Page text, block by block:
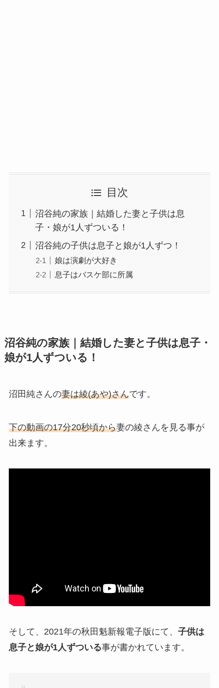
目次
沼谷純の家族｜結婚した妻と子供は息
子・娘が1人ずついる！
沼谷純の子供は息子と娘が1人ずつ！
娘は演劇が大好き
息子はバスケ部に所属
沼谷純の家族｜結婚した妻と子供は息子・
娘が1人ずついる！
沼田純さんの妻は綾(あや)さんです。
下の動画の17分20秒頃から妻の綾さんを見る事が
出来ます。
そして、2021年の秋田魁新報電子版にて、 子供は
息子と娘が1人ずついる事が書かれています。